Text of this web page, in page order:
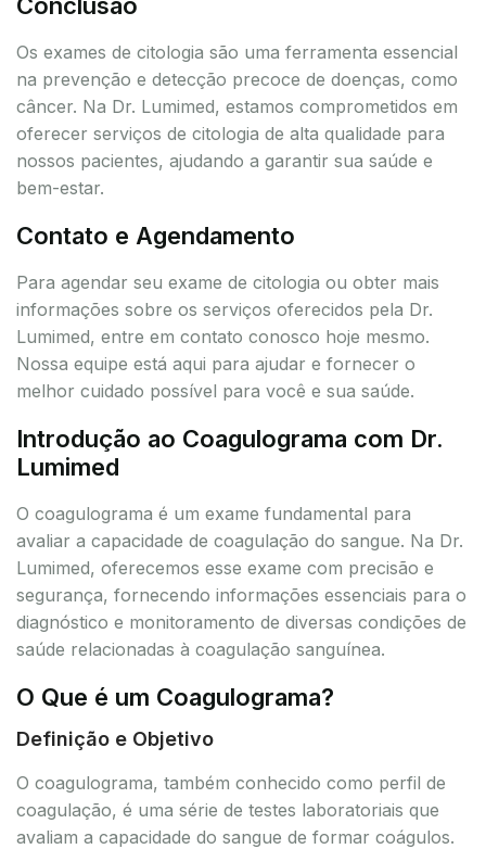
Os exames de citologia são uma ferramenta essencial
na prevenção e detecção precoce de doenças, como
câncer. Na Dr. Lumimed, estamos comprometidos em
oferecer serviços de citologia de alta qualidade para
nossos pacientes, ajudando a garantir sua saúde e
bem-estar.
Contato e Agendamento
Para agendar seu exame de citologia ou obter mais
informações sobre os serviços oferecidos pela Dr.
Lumimed, entre em contato conosco hoje mesmo.
Nossa equipe está aqui para ajudar e fornecer o
melhor cuidado possível para você e sua saúde.
Introdução ao Coagulograma com Dr.
Lumimed
O coagulograma é um exame fundamental para
avaliar a capacidade de coagulação do sangue. Na Dr.
Lumimed, oferecemos esse exame com precisão e
segurança, fornecendo informações essenciais para o
diagnóstico e monitoramento de diversas condições de
saúde relacionadas à coagulação sanguínea.
O Que é um Coagulograma?
Definição e Objetivo
O coagulograma, também conhecido como perfil de
coagulação, é uma série de testes laboratoriais que
avaliam a capacidade do sangue de formar coágulos.